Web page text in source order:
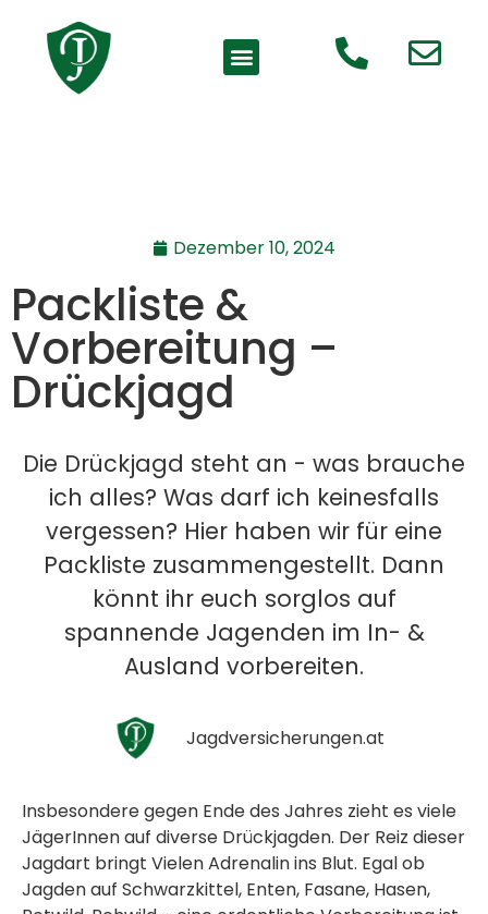
Dezember 10, 2024
Packliste &
Vorbereitung –
Drückjagd
Die Drückjagd steht an - was brauche
ich alles? Was darf ich keinesfalls
vergessen? Hier haben wir für eine
Packliste zusammengestellt. Dann
könnt ihr euch sorglos auf
spannende Jagenden im In- &
Ausland vorbereiten.
Jagdversicherungen.at
Insbesondere gegen Ende des Jahres zieht es viele
JägerInnen auf diverse Drückjagden. Der Reiz dieser
Jagdart bringt Vielen Adrenalin ins Blut. Egal ob
Jagden auf Schwarzkittel, Enten, Fasane, Hasen,